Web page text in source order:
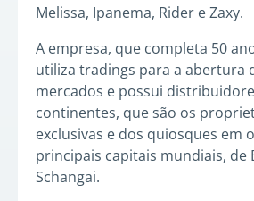
Melissa, Ipanema, Rider e Zaxy.
A empresa, que completa 50
utiliza tradings para a abertura
mercados e possui
continentes, que são os
exclusivas e dos quiosques em
principais capitais mundiais, de
Schangai.